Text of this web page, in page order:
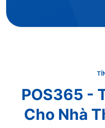
POS365 -
Cho Nhà